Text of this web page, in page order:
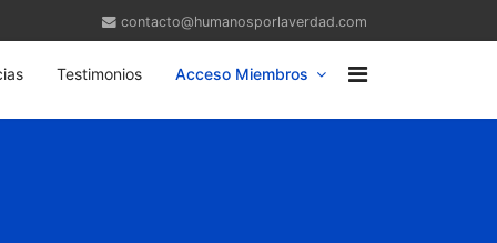
contacto@humanosporlaverdad.com
Testimonios Acceso Miembros